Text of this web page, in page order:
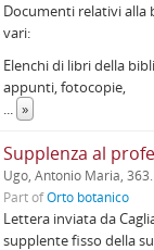
Documenti relativi alla
vari:
Elenchi di libri della
appunti, fotocopie,
... »
Supplenza al
Ugo, Antonio Maria,
Part ofOrto botanico
Lettera inviata da
supplente fisso della